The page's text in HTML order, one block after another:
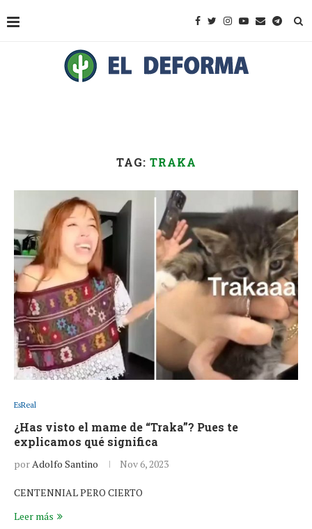
TAG: TRAKA
EsReal
¿Has visto el mame de “Traka”? Pues te
explicamos qué significa
porAdolfo Santino Nov 6, 2023
CENTENNIAL PERO CIERTO
Leer más